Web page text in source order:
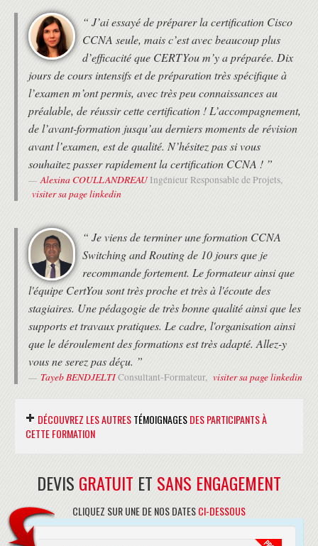
Diagnostiques matériels
Commandes Show
Cisco IOS IP SLAs
Présentation du Switched Port Analyzer(SPAN)
Remote SPAN (RSPAN)
Encapsulated Remote Switched Port Analyzer(ERSAPN)
Présentation Cisco Packet Capture Tools
IMPLEMENTER UNE INFRASTRUCTURE SÉCURISÉE
Présentation des ACL
Les types d'ACLs
Utilisation des ACLs pour filtrer le traffic
Configuration des ACL nommées et numérotées
Présentation du Control Plane
Sécuriser l'accès aux équipements
Présentation du AAA
Benefices de l'utilisationd du AAA
options d'authentification
RADIUS etTACACS+
Configuration du AAA
Configuration du RADIUS pour les accès console et distant
Configuration du TACACS+ pour les accès console et distant
Configuration de l'authorisation et accounting
COMPRENDRE L'ARCHITECTURE DE SÉCURITÉ DES RÉSEAUX
D'ENTREPRISE
Systemes de detection d'intrusion
Virtual Private Networks
Firewalls personnels
Antivirus et Antispyware
Concpets des pare-feux
“ J’ai essayé de préparer la certification Cisco
CCNA seule, mais c’est avec beaucoup plus
d’efficacité que CERTYou m’y a préparée. Dix
jours de cours intensifs et de préparation très spécifique à
l’examen m’ont permis, avec très peu connaissances au
préalable, de réussir cette certification ! L’accompagnement,
de l’avant-formation jusqu’au derniers moments de révision
avant l’examen, est de qualité. N’hésitez pas si vous
souhaitez passer rapidement la certification CCNA ! ”
Alexina COULLANDREAUIngénieur Responsable de Projets,
visiter sa page linkedin
“ Je viens de terminer une formation CCNA
Switching and Routing de 10 jours que je
recommande fortement. Le formateur ainsi que
l'équipe CertYou sont très proche et très à l'écoute des
stagiaires. Une pédagogie de très bonne qualité ainsi que les
supports et travaux pratiques. Le cadre, l'organisation ainsi
que le déroulement des formations est très adapté. Allez-y
vous ne serez pas déçu. ”
Tayeb BENDJELTIConsultant-Formateur, visiter sa page linkedin
DÉCOUVREZ LES AUTRESTÉMOIGNAGESDES PARTICIPANTS À
CETTE FORMATION
“ Très bon centre de formation, super
recommande vivement pour le CCNA !!! ”
DEVIS GRATUIT ET SANS ENGAGEMENT
CLIQUEZ SUR UNE DE NOS DATESCI-DESSOUS